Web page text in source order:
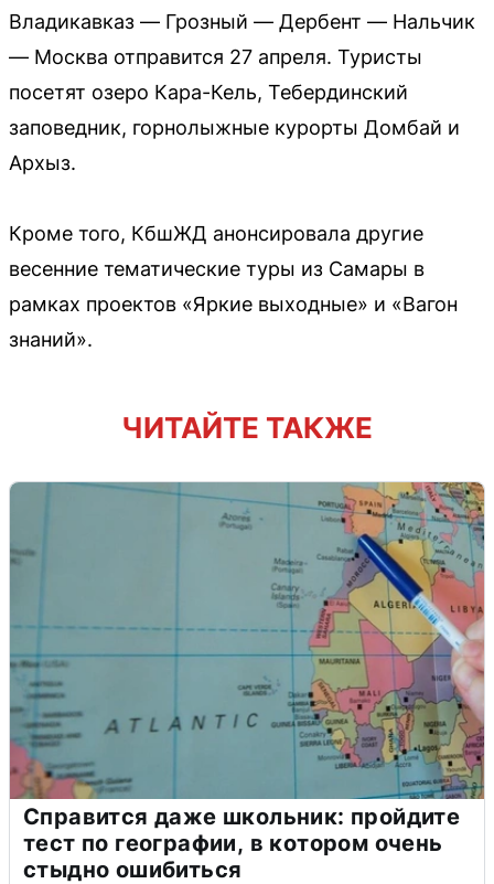
Владикавказ — Грозный — Дербент — Нальчик
— Москва отправится 27 апреля. Туристы
посетят озеро Кара-Кель, Тебердинский
заповедник, горнолыжные курорты Домбай и
Архыз.
Кроме того, КбшЖД анонсировала другие
весенние тематические туры из Самары в
рамках проектов «Яркие выходные» и «Вагон
знаний».
ЧИТАЙТЕ ТАКЖЕ
Справится даже школьник: пройдите
тест по географии, в котором очень
стыдно ошибиться